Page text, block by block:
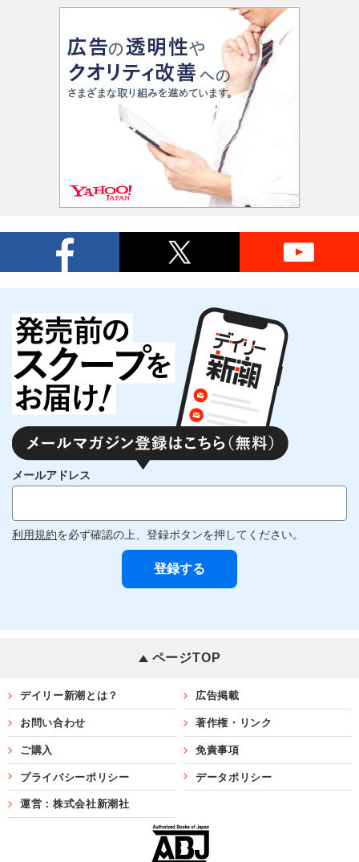
メールアドレス
利用規約を必ず確認の上、登録ボタンを押してください。
ページTOP
デイリー新潮とは？ 広告掲載
お問い合わせ 著作権・リンク
ご購入 免責事項
プライバシーポリシー データポリシー
運営：株式会社新潮社